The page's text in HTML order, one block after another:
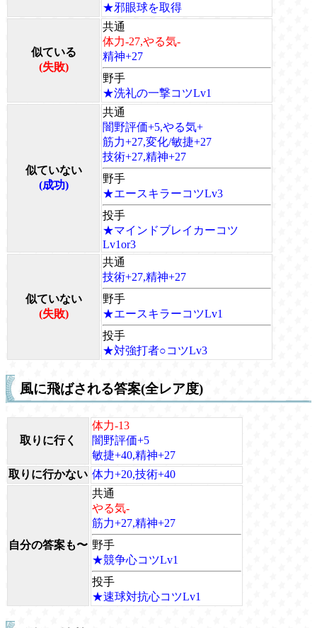
★邪眼球を取得
似ている
(失敗)
共通
体力-27,やる気-
精神+27
野手
★洗礼の一撃コツLv1
似ていない
(成功)
共通
闇野評価+5,やる気+
筋力+27,変化/敏捷+27
技術+27,精神+27
野手
★エースキラーコツLv3
投手
★マインドブレイカーコツ
Lv1or3
似ていない
(失敗)
共通
技術+27,精神+27
野手
★エースキラーコツLv1
投手
★対強打者○コツLv3
風に飛ばされる答案(全レア度)
取りに行く
体力-13
闇野評価+5
敏捷+40,精神+27
取りに行かない 体力+20,技術+40
自分の答案も〜
共通
やる気-
筋力+27,精神+27
野手
★競争心コツLv1
投手
★速球対抗心コツLv1